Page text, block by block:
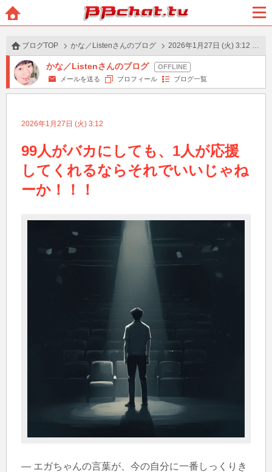
BBchatTV
ュー
ブログTOP かな／Listenさんのブログ 2026年1月27日 (火) 3:12 の投稿
かな／Listenさんのブログ
メールを送る プロフィール ブログ一覧
2026年1月27日 (火) 3:12
99人がバカにしても、1人が応援
してくれるならそれでいいじゃね
ーか！！！
― エガちゃんの言葉が、今の自分に一番しっくりき